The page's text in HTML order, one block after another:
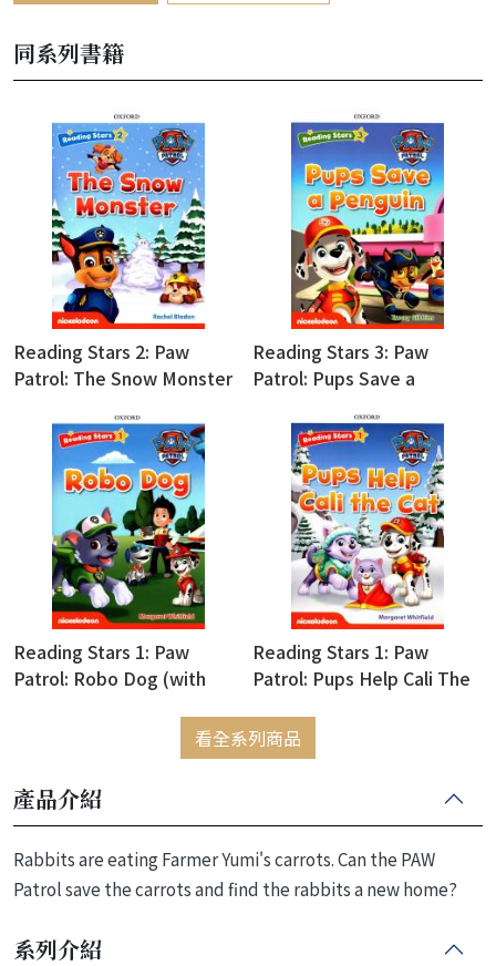
同系列書籍
Reading Stars 2: Paw
Patrol: The Snow Monster
Resource Download)
Reading Stars 3: Paw
Patrol: Pups Save a
for Resource Download)
Reading Stars 1: Paw
Patrol: Robo Dog (with
Reading Stars 1: Paw
Patrol: Pups Help Cali The
Resource Download)
看全系列商品
產品介紹
Rabbits are eating Farmer Yumi's carrots. Can the PAW
Patrol save the carrots and find the rabbits a new home?
系列介紹